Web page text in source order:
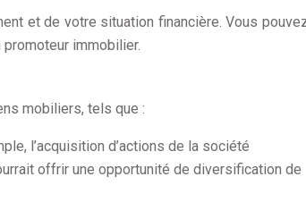
et de votre situation financière. Vous
immobilier.
mobiliers, tels que :
l’acquisition d’actions de la société
offrir une opportunité de diversification de